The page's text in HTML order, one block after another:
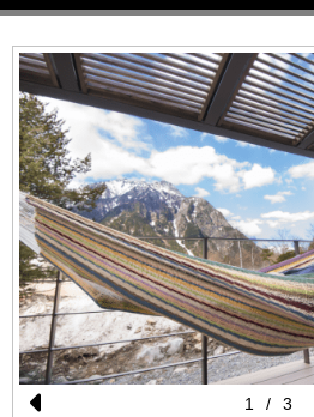
1 / 3